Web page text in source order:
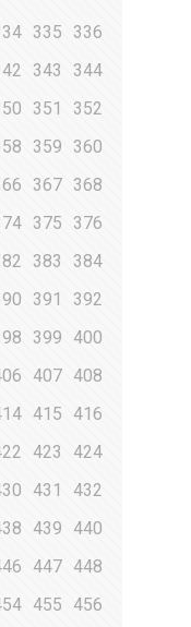
335
336
343
344
351
352
359 360
367 368
375 376
383
384
391
392
399
400
407 408
415
416
423
424
431
432
439
440
447 448
455
456